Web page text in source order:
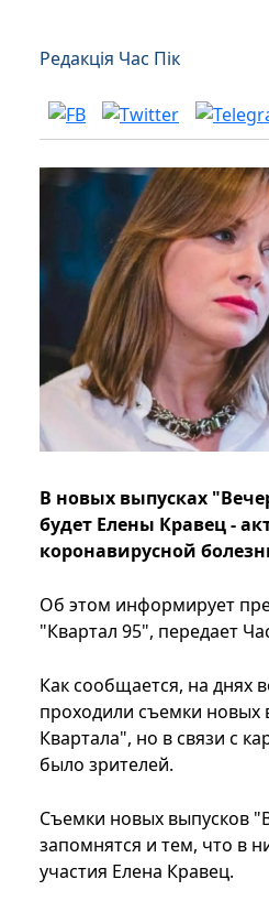
Редакція Час Пік
В новых выпусках
будет Елены Кравец -
коронавирусной
Об этом информирует
"Квартал 95", передает
Как сообщается, на днях
проходили съемки новых
Квартала", но в связи с
было зрителей.
Съемки новых выпусков
запомнятся и тем, что в
участия Елена Кравец.